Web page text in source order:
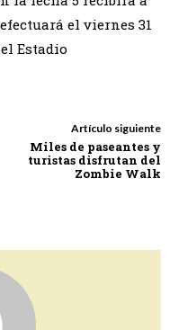
el viernes 31
Estadio
Artículo siguiente
Miles de paseantes y
turistas disfrutan del
Zombie Walk